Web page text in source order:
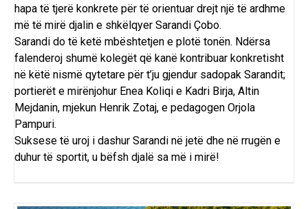
hapa të tjerë konkrete për të orientuar drejt një të ardhme
më të mirë djalin e shkëlqyer Sarandi Çobo.
Sarandi do të ketë mbështetjen e plotë tonën. Ndërsa
falenderoj shumë kolegët që kanë kontribuar konkretisht
në këtë nismë qytetare për t’ju gjendur sadopak Sarandit;
portierët e mirënjohur Enea Koliqi e Kadri Birja, Altin
Mejdanin, mjekun Henrik Zotaj, e pedagogen Orjola
Pampuri.
Suksese të uroj i dashur Sarandi në jetë dhe në rrugën e
duhur të sportit, u bëfsh djalë sa më i mirë!